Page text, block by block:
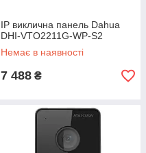
IP виклична панель Dahua
DHI-VTO2211G-WP-S2
Немає в наявності
7 488 ₴